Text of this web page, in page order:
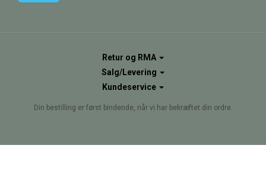
Retur og RMA
Salg/Levering
Kundeservice
Din bestilling er først bindende, når vi har bekræftet din ordre.